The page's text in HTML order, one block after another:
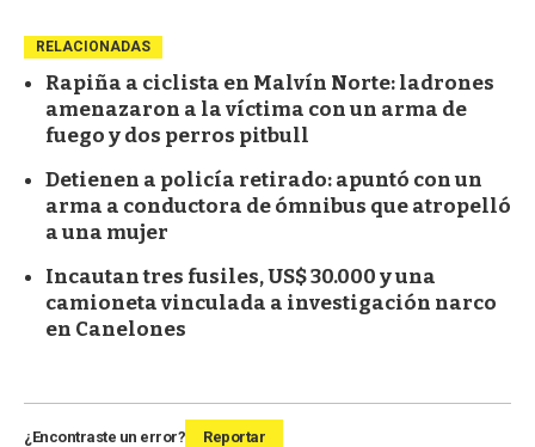
RELACIONADAS
Rapiña a ciclista en Malvín Norte: ladrones
amenazaron a la víctima con un arma de
fuego y dos perros pitbull
Detienen a policía retirado: apuntó con un
arma a conductora de ómnibus que atropelló
a una mujer
Incautan tres fusiles, US$ 30.000 y una
camioneta vinculada a investigación narco
en Canelones
¿Encontraste un error? Reportar